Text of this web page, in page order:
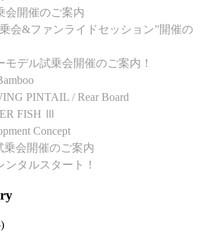
会開催のご案内
会&ファンライドセッション”開催の
モデル試乗会開催のご案内！
PINTAIL / Rear Board
FISH Ⅲ
Concept
乗会開催のご案内
タルスタート！